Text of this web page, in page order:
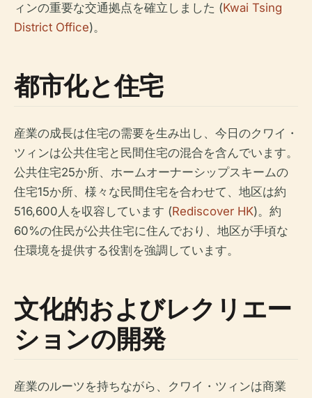
ィンの重要な交通拠点を確立しました (Kwai Tsing
District Office)。
都市化と住宅
産業の成長は住宅の需要を生み出し、今日のクワイ・
ツィンは公共住宅と民間住宅の混合を含んでいます。
公共住宅25か所、ホームオーナーシップスキームの
住宅15か所、様々な民間住宅を合わせて、地区は約
516,600人を収容しています (Rediscover HK)。約
60%の住民が公共住宅に住んでおり、地区が手頃な
住環境を提供する役割を強調しています。
文化的およびレクリエー
ションの開発
産業のルーツを持ちながら、クワイ・ツィンは商業